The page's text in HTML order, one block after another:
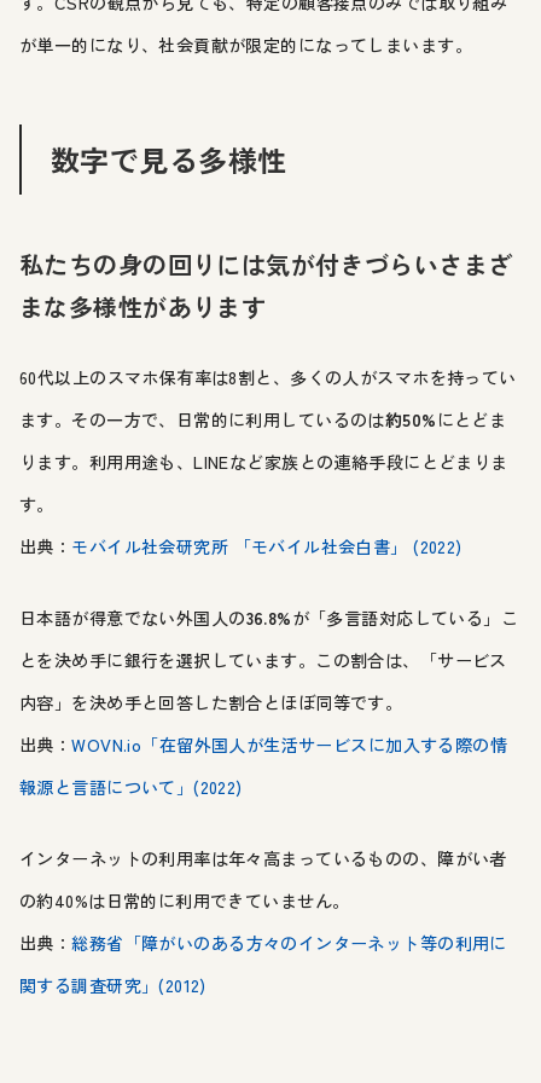
が単一的になり、社会貢献が限定的になってしまいます。
数字で見る多様性
私たちの身の回りには気が付きづらいさまざ
まな多様性があります
60代以上のスマホ保有率は8割と、多くの人がスマホを持ってい
ます。その一方で、日常的に利用しているのは約50% にとどま
ります。利用用途も、LINEなど家族との連絡手段にとどまりま
す。
出典： モバイル社会研究所 「モバイル社会白書」 (2022)
日本語が得意でない外国人の36.8%が「多言語対応している」こ
とを決め手に銀行を選択しています。この割合は、「サービス
内容」を決め手と回答した割合とほぼ同等です。
出典：WOVN.io 「在留外国人が生活サービスに加入する際の情
報源と言語について」(2022)
インターネットの利用率は年々高まっているものの、障がい者
の約40%は日常的に利用できていません。
出典：総務省「障がいのある方々のインターネット等の利用に
関する調査研究」(2012)